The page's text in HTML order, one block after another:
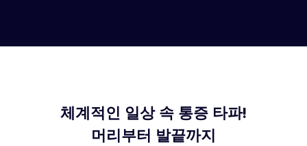
체계적인 일상 속 통증 타파!
머리부터 발끝까지